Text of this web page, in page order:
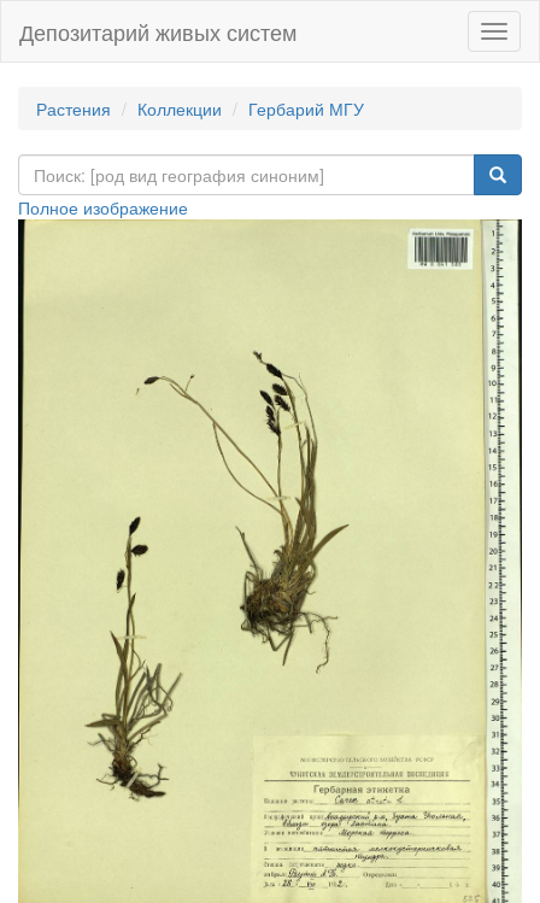
Депозитарий живых систем
Растения Коллекции Гербарий МГУ
Полное изображение